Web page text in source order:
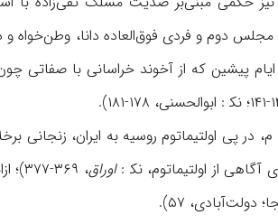
مجلس دوم و فردی فوق‌العاده دانا، وطن‌خواه
پیشین که از آخوند خراسانی با
اوراق
،
۵۷).